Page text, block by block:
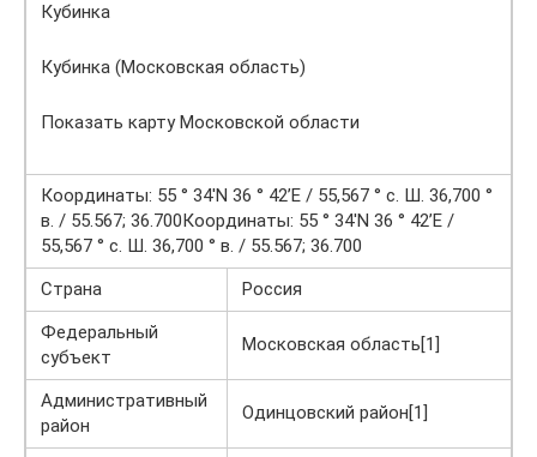
Кубинка
Кубинка (Московская область)
Показать карту Московской области
Координаты: 55 ° 34′N 36 ° 42’E / 55,567 ° с. Ш. 36,700 °
в. / 55.567; 36.700Координаты: 55 ° 34′N 36 ° 42’E /
55,567 ° с. Ш. 36,700 ° в. / 55.567; 36.700
Страна
Россия
Федеральный
субъект
Московская область[1]
Административный
район
Одинцовский район[1]